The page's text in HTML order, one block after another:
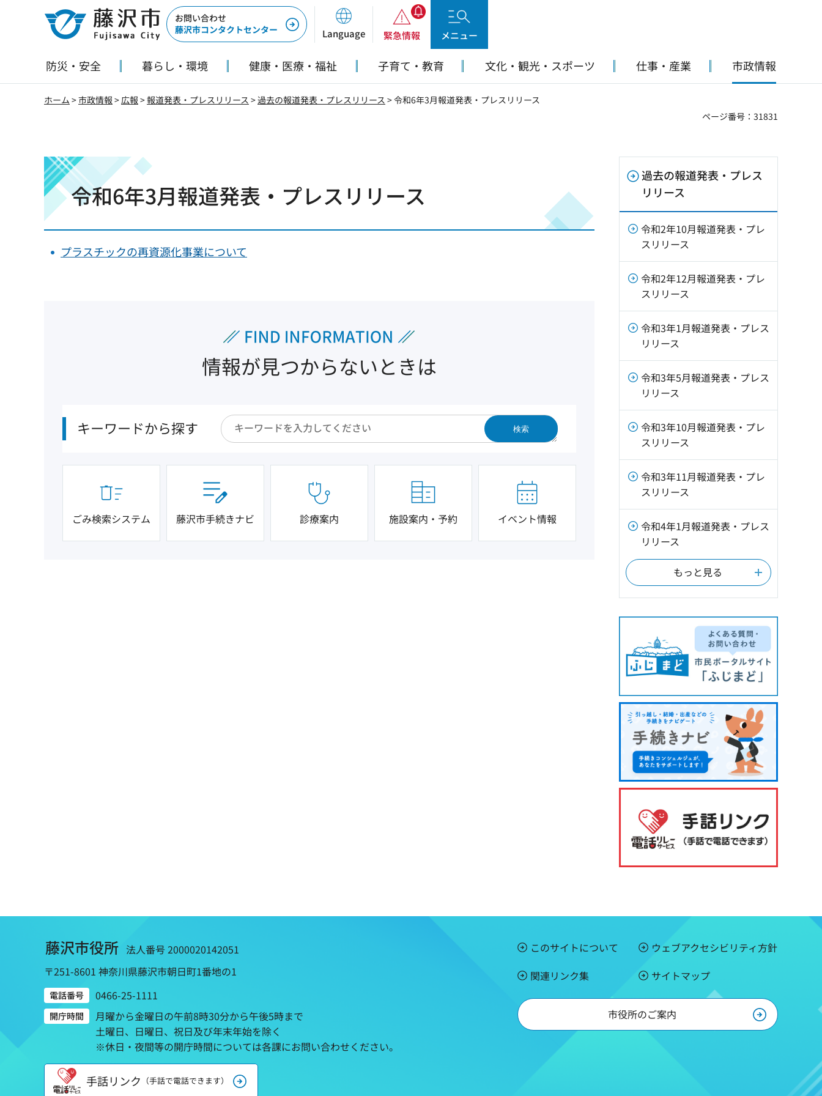
藤沢市
お問い合わせ
藤沢市コンタクトセンター
Language 緊急情報 メニュー
防災・安全 暮らし・環境 健康・医療・福祉 子育て・教育 文化・観光・スポーツ 仕事・産業 市政情報
ホーム >市政情報 >広報 >報道発表・プレスリリース >過去の報道発表・プレスリリース > 令和6年3月報道発表・プレスリリース
ページ番号：31831
令和6年3月報道発表・プレスリリース
プラスチックの再資源化事業について
情報が見つからないときは
キーワードから探す 検索
ごみ検索システム 藤沢市手続きナビ 診療案内 施設案内・予約 イベント情報
過去の報道発表・プレス
リリース
令和2年10月報道発表・プレ
スリリース
令和2年12月報道発表・プレ
スリリース
令和3年1月報道発表・プレス
リリース
令和3年5月報道発表・プレス
リリース
令和3年10月報道発表・プレ
スリリース
令和3年11月報道発表・プレ
スリリース
令和4年1月報道発表・プレス
リリース
もっと見る
藤沢市役所 法人番号 2000020142051
〒251-8601 神奈川県藤沢市朝日町1番地の1
電話番号 0466-25-1111
開庁時間
月曜から金曜日の午前8時30分から午後5時まで
土曜日、日曜日、祝日及び年末年始を除く
※休日・夜間等の開庁時間については各課にお問い合わせください。
手話リンク （手話で電話できます）
このサイトについて
ウェブアクセシビリティ方針
関連リンク集
サイトマップ
市役所のご案内